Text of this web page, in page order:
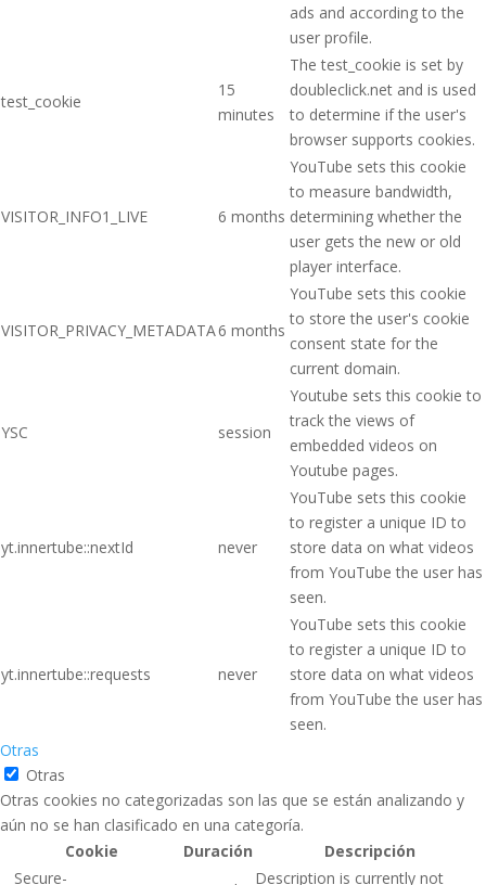
ads and according to the
user profile.
test_cookie
15
minutes
The test_cookie is set by
doubleclick.net and is used
to determine if the user's
browser supports cookies.
VISITOR_INFO1_LIVE 6 months
YouTube sets this cookie
to measure bandwidth,
determining whether the
user gets the new or old
player interface.
VISITOR_PRIVACY_METADATA6 months
YouTube sets this cookie
to store the user's cookie
consent state for the
current domain.
YSC session
Youtube sets this cookie to
track the views of
embedded videos on
Youtube pages.
yt.innertube::nextId never
YouTube sets this cookie
to register a unique ID to
store data on what videos
from YouTube the user has
seen.
yt.innertube::requests never
YouTube sets this cookie
to register a unique ID to
store data on what videos
from YouTube the user has
seen.
Otras
Otras
Otras cookies no categorizadas son las que se están analizando y
aún no se han clasificado en una categoría.
Cookie
Duración
Descripción
__Secure-
Description is currently not